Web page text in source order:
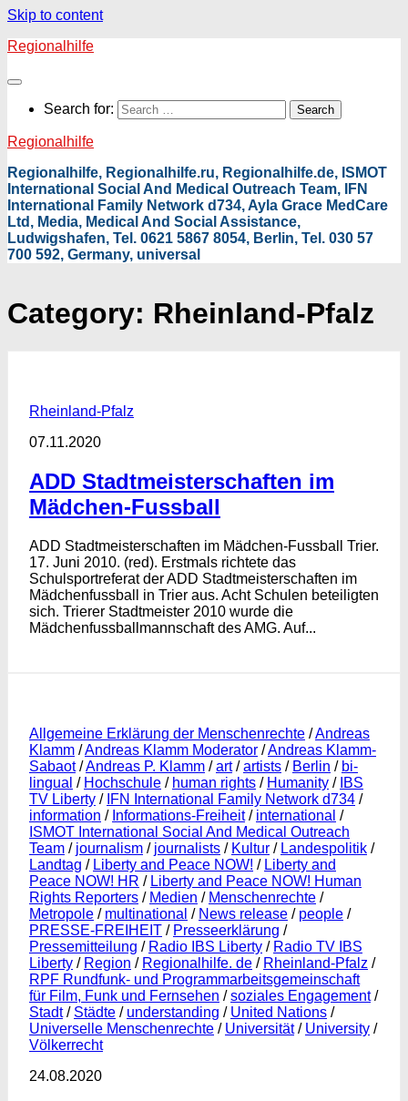
Skip to content
Regionalhilfe
Search for:
Regionalhilfe
Regionalhilfe, Regionalhilfe.ru, Regionalhilfe.de, ISMOT
International Social And Medical Outreach Team, IFN
International Family Network d734, Ayla Grace MedCare
Ltd, Media, Medical And Social Assistance,
Ludwigshafen, Tel. 0621 5867 8054, Berlin, Tel. 030 57
700 592, Germany, universal
Category: Rheinland-Pfalz
Rheinland-Pfalz
07.11.2020
ADD Stadtmeisterschaften im
Mädchen-Fussball
ADD Stadtmeisterschaften im Mädchen-Fussball Trier.
17. Juni 2010. (red). Erstmals richtete das
Schulsportreferat der ADD Stadtmeisterschaften im
Mädchenfussball in Trier aus. Acht Schulen beteiligten
sich. Trierer Stadtmeister 2010 wurde die
Mädchenfussballmannschaft des AMG. Auf...
Allgemeine Erklärung der Menschenrechte /Andreas
Klamm /Andreas Klamm Moderator /Andreas Klamm-
Sabaot/Andreas P. Klamm /art/artists / Berlin / bi-
lingual / Hochschule / human rights / Humanity / IBS
TV Liberty / IFN International Family Network d734 /
information / Informations-Freiheit/ international /
ISMOT International Social And Medical Outreach
Team / journalism / journalists / Kultur / Landespolitik /
Landtag / Liberty and Peace NOW! / Liberty and
Peace NOW! HR / Liberty and Peace NOW! Human
Rights Reporters / Medien / Menschenrechte /
Metropole / multinational / News release / people /
PRESSE-FREIHEIT / Presseerklärung /
Pressemitteilung / Radio IBS Liberty / Radio TV IBS
Liberty / Region / Regionalhilfe. de / Rheinland-Pfalz /
RPF Rundfunk- und Programmarbeitsgemeinschaft
für Film, Funk und Fernsehen /soziales Engagement/
Stadt/ Städte / understanding / United Nations /
Universelle Menschenrechte / Universität/ University /
Völkerrecht
24.08.2020